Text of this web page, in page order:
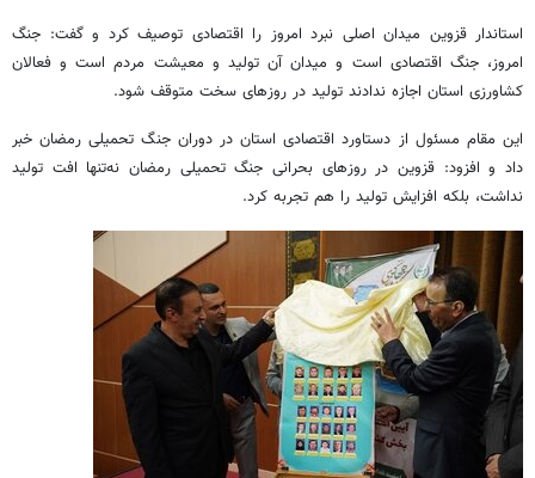
استاندار قزوین میدان اصلی نبرد امروز را اقتصادی توصیف کرد و گفت: جنگ
امروز، جنگ اقتصادی است و میدان آن تولید و معیشت مردم است و فعالان
کشاورزی استان اجازه ندادند تولید در روزهای سخت متوقف شود.
این مقام مسئول از دستاورد اقتصادی استان در دوران جنگ تحمیلی رمضان خبر
داد و افزود: قزوین در روزهای بحرانی جنگ تحمیلی رمضان نه‌تنها افت تولید
نداشت، بلکه افزایش تولید را هم تجربه کرد.